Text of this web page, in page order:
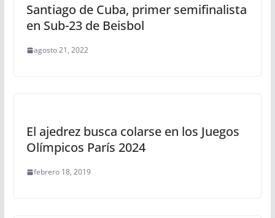
Santiago de Cuba, primer semifinalista
en Sub-23 de Beisbol
agosto 21, 2022
El ajedrez busca colarse en los Juegos
Olímpicos París 2024
febrero 18, 2019